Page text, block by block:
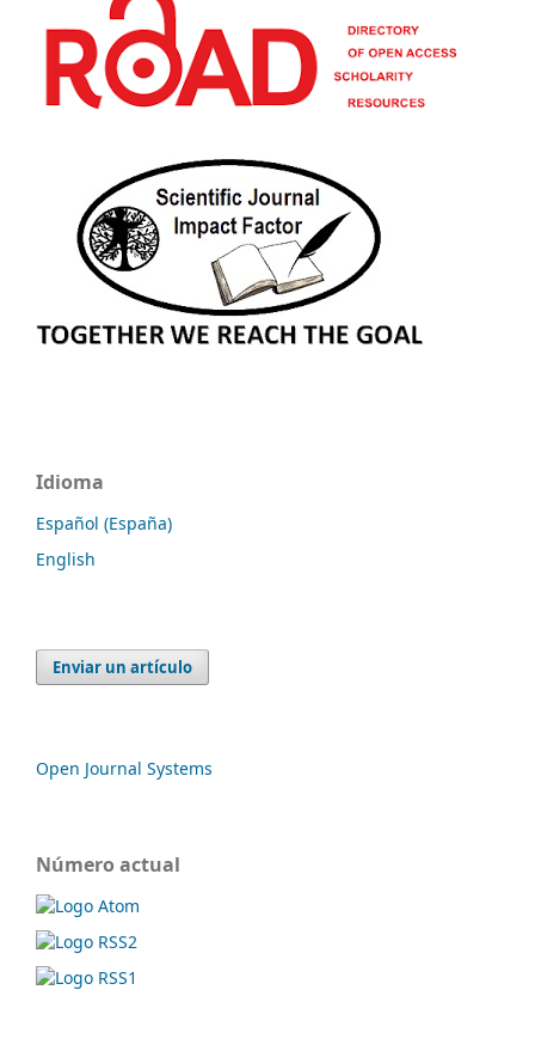
Idioma
Español (España)
English
Enviar un artículo
Open Journal Systems
Número actual